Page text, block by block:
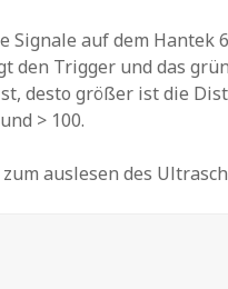
Signale auf dem Hantek
den Trigger und das
desto größer ist die
> 100.
auslesen des